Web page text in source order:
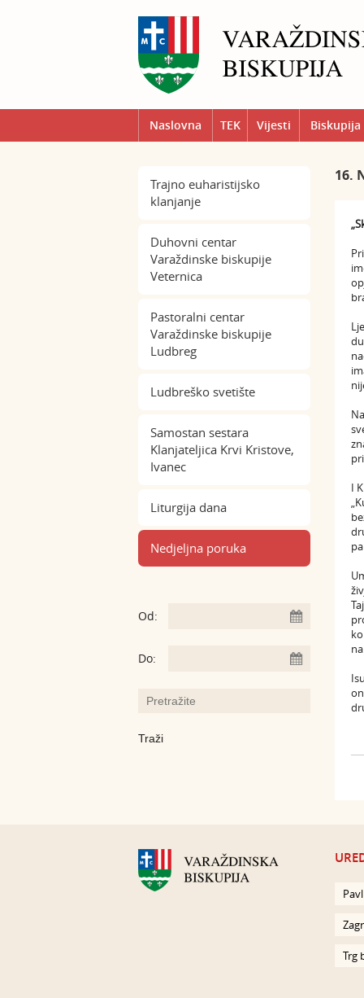
Naslovna TEK Vijesti Biskupija
Trajno euharistijsko
klanjanje
Duhovni centar
Varaždinske biskupije
Veternica
Pastoralni centar
Varaždinske biskupije
Ludbreg
Ludbreško svetište
Samostan sestara
Klanjateljica Krvi Kristove,
Ivanec
Liturgija dana
Nedjeljna poruka
Od:
Do:
16.
I
Trg